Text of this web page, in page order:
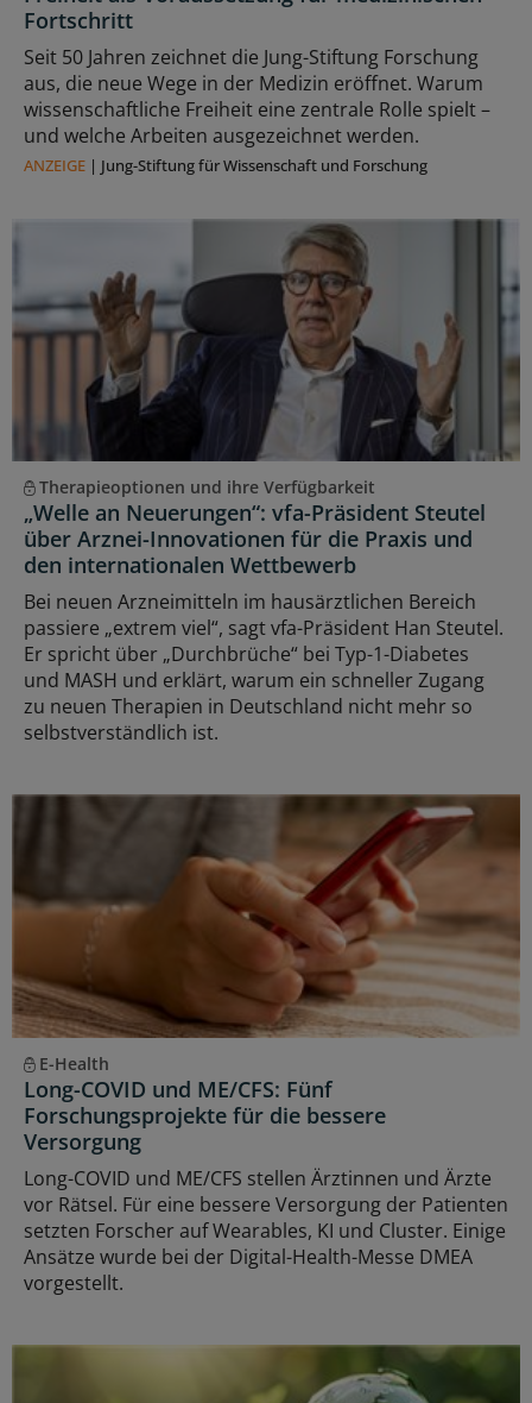
Fortschritt
Seit 50 Jahren zeichnet die Jung-Stiftung Forschung
aus, die neue Wege in der Medizin eröffnet. Warum
wissenschaftliche Freiheit eine zentrale Rolle spielt –
und welche Arbeiten ausgezeichnet werden.
ANZEIGE | Jung-Stiftung für Wissenschaft und Forschung
Therapieoptionen und ihre Verfügbarkeit
„Welle an Neuerungen“: vfa-Präsident Steutel
über Arznei-Innovationen für die Praxis und
den internationalen Wettbewerb
Bei neuen Arzneimitteln im hausärztlichen Bereich
passiere „extrem viel“, sagt vfa-Präsident Han Steutel.
Er spricht über „Durchbrüche“ bei Typ-1-Diabetes
und MASH und erklärt, warum ein schneller Zugang
zu neuen Therapien in Deutschland nicht mehr so
selbstverständlich ist.
E-Health
Long-COVID und ME/CFS: Fünf
Forschungsprojekte für die bessere
Versorgung
Long-COVID und ME/CFS stellen Ärztinnen und Ärzte
vor Rätsel. Für eine bessere Versorgung der Patienten
setzten Forscher auf Wearables, KI und Cluster. Einige
Ansätze wurde bei der Digital-Health-Messe DMEA
vorgestellt.